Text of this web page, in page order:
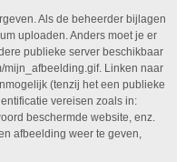
Als de beheerder bijlagen
uploaden. Anders moet je er
publieke server beschikbaar
mijn_afbeelding.gif. Linken naar
(tenzij het een publieke
vereisen zoals in:
beschermde website, enz.
afbeelding weer te geven,